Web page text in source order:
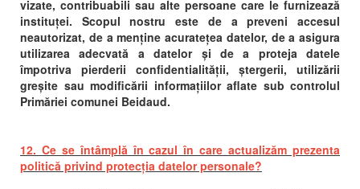
vizate, contribuabili sau alte persoane care le furnizează
instituței. Scopul nostru este de a preveni accesul
neautorizat, de a menține acuratețea datelor, de a asigura
utilizarea adecvată a datelor și de a proteja datele
împotriva pierderii confidentialității, ștergerii, utilizării
greșite sau modificării informațiilor aflate sub controlul
Primăriei comunei Beidaud.
12. Ce se întâmplă în cazul în care actualizăm prezenta
politică privind protecția datelor personale?